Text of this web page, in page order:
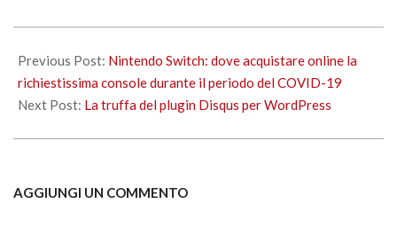
04-
16
Previous Post: Nintendo Switch: dove acquistare online la
richiestissima console durante il periodo del COVID-19
Next Post: La truffa del plugin Disqus per WordPress
AGGIUNGI UN COMMENTO